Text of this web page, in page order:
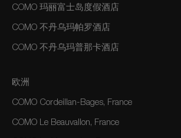
COMO 玛丽富士岛度假酒店
COMO 不丹乌玛帕罗酒店
COMO 不丹乌玛普那卡酒店
欧洲
COMO Cordeillan-Bages, France
COMO Le Beauvallon, France